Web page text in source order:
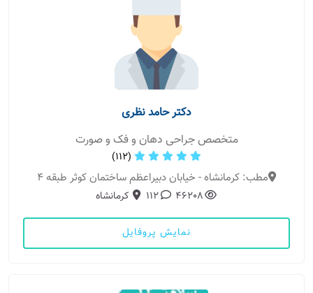
دکتر حامد نظری
متخصص جراحی دهان و فک و صورت
(112)
مطب: کرمانشاه - خیابان دبیراعظم ساختمان کوثر طبقه ۴
46208
112 کرمانشاه
نمایش پروفایل